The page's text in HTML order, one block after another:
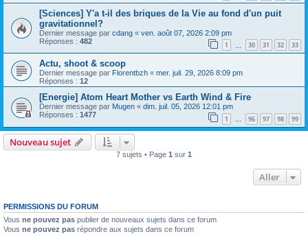
[Sciences] Y'a t-il des briques de la Vie au fond d'un puit
gravitationnel?
Dernier message par cdang « ven. août 07, 2026 2:09 pm
Réponses : 482 1 30 31 32 33
Actu, shoot & scoop
Dernier message par Florentbzh « mer. juil. 29, 2026 8:09 pm
Réponses : 12
[Energie] Atom Heart Mother vs Earth Wind & Fire
Dernier message par Mugen « dim. juil. 05, 2026 12:01 pm
Réponses : 1477 1 … 96 97 98 99
Nouveau sujet
7 sujets • Page 1 sur 1
Aller
PERMISSIONS DU FORUM
Vous ne pouvez pas publier de nouveaux sujets dans ce forum
Vous ne pouvez pas répondre aux sujets dans ce forum